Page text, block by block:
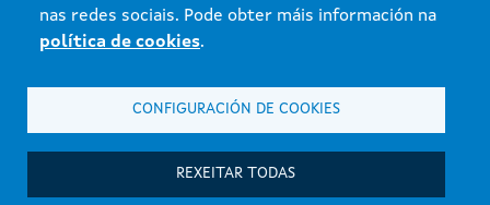
nas redes sociais. Pode obter máis información na
política de cookies.
CONFIGURACIÓN DE COOKIES
REXEITAR TODAS
Información mantida e publicada na internet pola Xunta de Galicia.
Atención á cidadanía